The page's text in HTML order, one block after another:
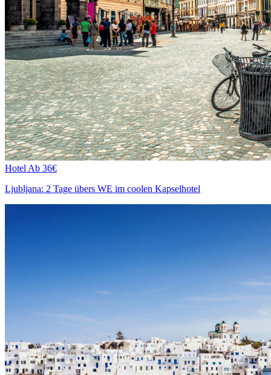
Hotel Ab 36€
Ljubljana: 2 Tage übers WE im coolen Kapselhotel